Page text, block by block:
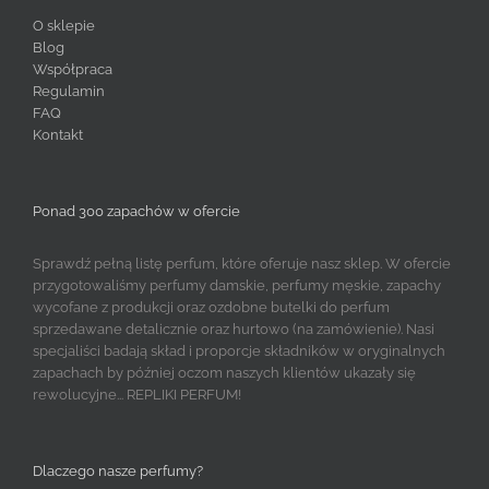
O sklepie
Blog
Współpraca
Regulamin
FAQ
Kontakt
Ponad 300 zapachów w ofercie
Sprawdź pełną listę perfum, które oferuje nasz sklep. W ofercie
przygotowaliśmy perfumy damskie, perfumy męskie, zapachy
wycofane z produkcji oraz ozdobne butelki do perfum
sprzedawane detalicznie oraz hurtowo (na zamówienie). Nasi
specjaliści badają skład i proporcje składników w oryginalnych
zapachach by później oczom naszych klientów ukazały się
rewolucyjne... REPLIKI PERFUM!
Dlaczego nasze perfumy?